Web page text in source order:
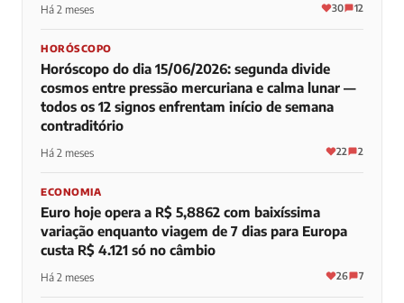
Há 2 meses 30 12
HORÓSCOPO
Horóscopo do dia 15/06/2026: segunda divide
cosmos entre pressão mercuriana e calma lunar —
todos os 12 signos enfrentam início de semana
contraditório
Há 2 meses 22 2
ECONOMIA
Euro hoje opera a R$ 5,8862 com baixíssima
variação enquanto viagem de 7 dias para Europa
custa R$ 4.121 só no câmbio
Há 2 meses 26 7